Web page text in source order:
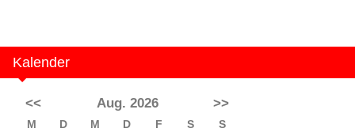
Kalender
<< Aug. 2026 >>
M D M D F S
S